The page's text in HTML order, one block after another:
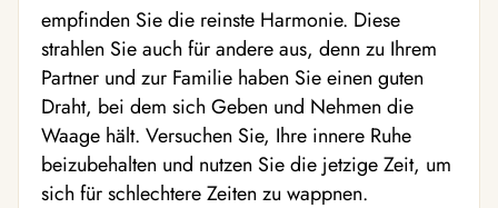
empfinden Sie die reinste Harmonie. Diese
strahlen Sie auch für andere aus, denn zu Ihrem
Partner und zur Familie haben Sie einen guten
Draht, bei dem sich Geben und Nehmen die
Waage hält. Versuchen Sie, Ihre innere Ruhe
beizubehalten und nutzen Sie die jetzige Zeit, um
sich für schlechtere Zeiten zu wappnen.